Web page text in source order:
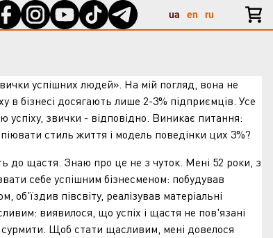
ua en ru
успішних людей». На мій погляд, вона не
в бізнесі досягають лише 2-3% підприємців. Усе
успіху, звички - відповідно. Виникає питання:
стиль життя і модель поведінки цих 3%?
щастя. Знаю про це не з чуток. Мені 52 роки, з
себе успішним бізнесменом: побудував
об'їздив півсвіту, реалізував матеріальні
виявилося, що успіх і щастя не пов'язані
Щоб стати щасливим, мені довелося